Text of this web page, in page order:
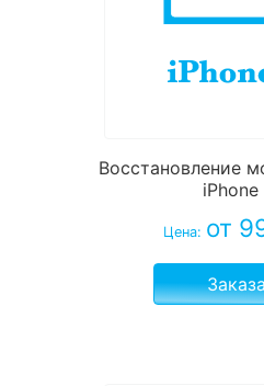
Восстановление
iPhone
Цена: от